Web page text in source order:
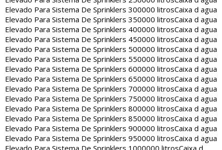
Elevado Para Sistema De Sprinklers 300000 litrosCaixa d agua
Elevado Para Sistema De Sprinklers 350000 litrosCaixa d agua
Elevado Para Sistema De Sprinklers 400000 litrosCaixa d agua
Elevado Para Sistema De Sprinklers 450000 litrosCaixa d agua
Elevado Para Sistema De Sprinklers 500000 litrosCaixa d agua
Elevado Para Sistema De Sprinklers 550000 litrosCaixa d agua
Elevado Para Sistema De Sprinklers 600000 litrosCaixa d agua
Elevado Para Sistema De Sprinklers 650000 litrosCaixa d agua
Elevado Para Sistema De Sprinklers 700000 litrosCaixa d agua
Elevado Para Sistema De Sprinklers 750000 litrosCaixa d agua
Elevado Para Sistema De Sprinklers 800000 litrosCaixa d agua
Elevado Para Sistema De Sprinklers 850000 litrosCaixa d agua
Elevado Para Sistema De Sprinklers 900000 litrosCaixa d agua
Elevado Para Sistema De Sprinklers 950000 litrosCaixa d agua